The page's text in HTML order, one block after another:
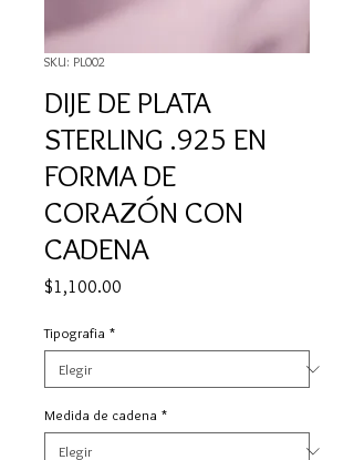
SKU: PL002
DIJE DE PLATA
STERLING .925 EN
FORMA DE
CORAZÓN CON
CADENA
$1,100.00
Tipografia *
Medida de cadena *